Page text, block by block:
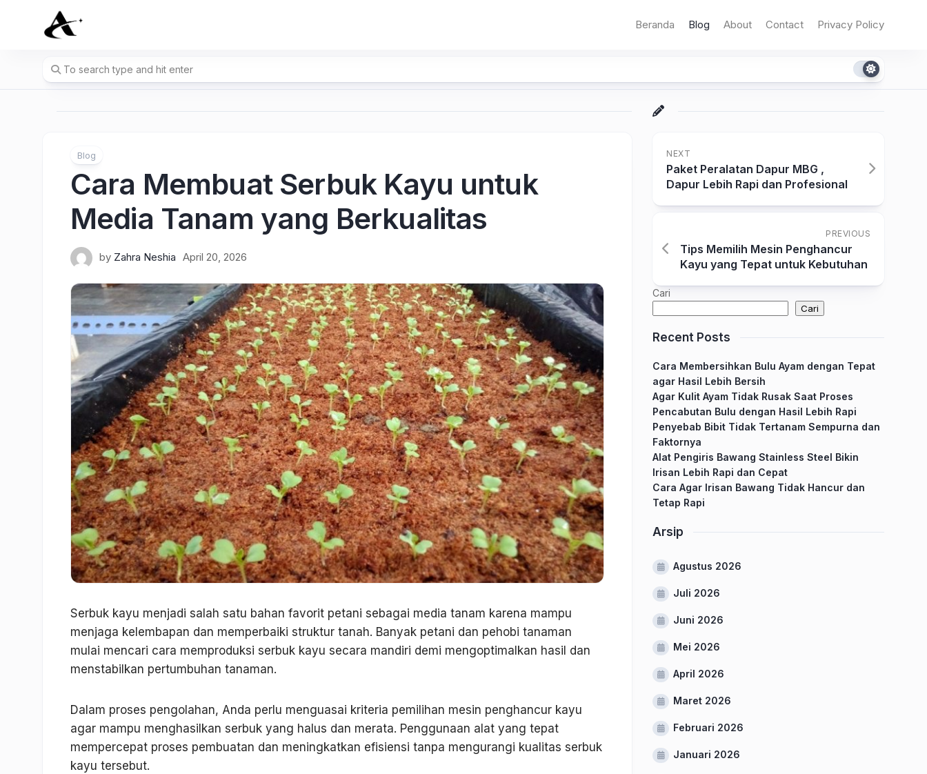
Beranda Blog About Contact Privacy Policy
Blog
Cara Membuat Serbuk Kayu untuk
Media Tanam yang Berkualitas
by Zahra Neshia April 20, 2026
Serbuk kayu menjadi salah satu bahan favorit petani sebagai media tanam karena mampu
menjaga kelembapan dan memperbaiki struktur tanah. Banyak petani dan pehobi tanaman
mulai mencari cara memproduksi serbuk kayu secara mandiri demi mengoptimalkan hasil dan
menstabilkan pertumbuhan tanaman.
Dalam proses pengolahan, Anda perlu menguasai kriteria pemilihan mesin penghancur kayu
agar mampu menghasilkan serbuk yang halus dan merata. Penggunaan alat yang tepat
mempercepat proses pembuatan dan meningkatkan efisiensi tanpa mengurangi kualitas serbuk
kayu tersebut.
NEXT
Paket Peralatan Dapur MBG ,
Dapur Lebih Rapi dan Profesional
PREVIOUS
Tips Memilih Mesin Penghancur
Kayu yang Tepat untuk Kebutuhan
Cari
Cari
Recent Posts
Cara Membersihkan Bulu Ayam dengan Tepat
agar Hasil Lebih Bersih
Agar Kulit Ayam Tidak Rusak Saat Proses
Pencabutan Bulu dengan Hasil Lebih Rapi
Penyebab Bibit Tidak Tertanam Sempurna dan
Faktornya
Alat Pengiris Bawang Stainless Steel Bikin
Irisan Lebih Rapi dan Cepat
Cara Agar Irisan Bawang Tidak Hancur dan
Tetap Rapi
Arsip
Agustus 2026
Juli 2026
Juni 2026
Mei 2026
April 2026
Maret 2026
Februari 2026
Januari 2026